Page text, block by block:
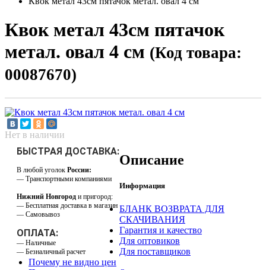
Квок метал 43см пятачок
метал. овал 4 см (Код товара:
00087670)
Нет в наличии
БЫСТРАЯ ДОСТАВКА:
В любой уголок России:
— Транспортными компаниями
Нижний Новгород и пригород:
— Бесплатная доставка в магазин
— Самовывоз
ОПЛАТА:
— Наличные
— Безналичный расчет
Описание
Информация
БЛАНК ВОЗВРАТА ДЛЯ
СКАЧИВАНИЯ
Гарантия и качество
Для оптовиков
Для поставщиков
Почему не видно цен